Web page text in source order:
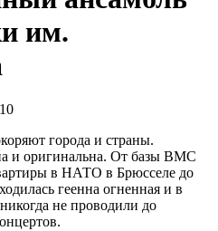
им.
города и страны.
и оригинальна. От базы ВМС
в НАТО в Брюсселе до
геенна огненная и в
не проводили до